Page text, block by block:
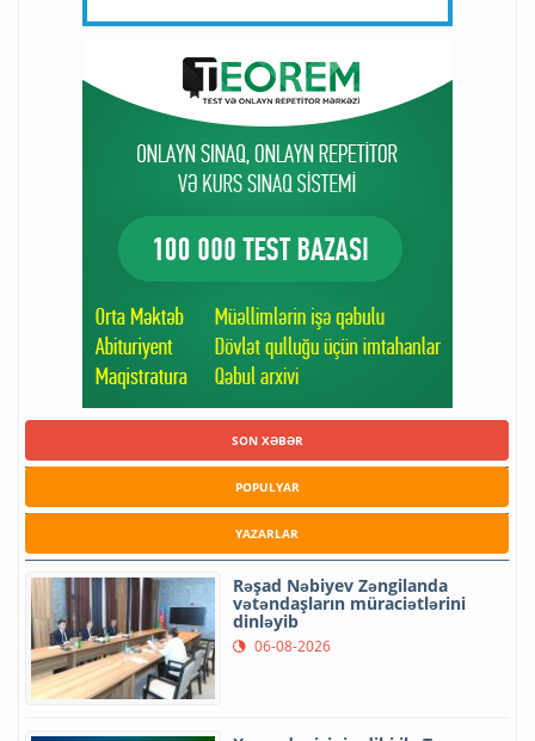
SON XƏBƏR
POPULYAR
YAZARLAR
Rəşad Nəbiyev Zəngilanda
vətəndaşların müraciətlərini
dinləyib
06-08-2026